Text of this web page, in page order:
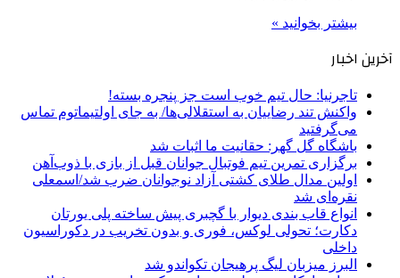
بیشتر بخوانید »
آخرین اخبار
تاجرنیا: حال تیم خوب است جز پنجره بسته!
واکنش تند رضاییان به استقلالی‌ها/ به جای اولتیماتوم تماس
می‌گرفتید
باشگاه گل گهر: حقانیت ما اثبات شد
برگزاری تمرین تیم فوتبال جوانان قبل از بازی با ذوب‌آهن
اولین مدال طلای کشتی آزاد نوجوانان ضرب شد/اسمعلی
نقره‌ای شد
انواع قاب بندی دیوار با گچبری پیش ساخته پلی یورتان
دکارت؛ تحولی لوکس، فوری و بدون تخریب در دکوراسیون
داخلی
البرز میزبان لیگ پرهیجان تکواندو شد